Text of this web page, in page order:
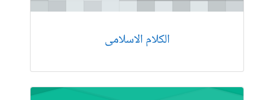
الکلام الاسلامی